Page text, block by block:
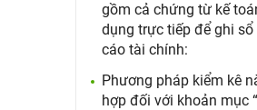
gồm cả chứng từ kế
dụng trực tiếp để ghi
cáo tài chính:
Phương pháp kiểm kê
hợp đối với khoản mục